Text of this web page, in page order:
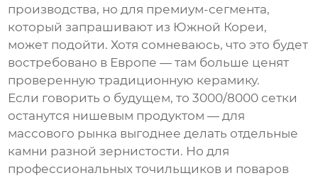
производства, но для премиум-сегмента,
который запрашивают из Южной Кореи,
может подойти. Хотя сомневаюсь, что это будет
востребовано в Европе — там больше ценят
проверенную традиционную керамику.
Если говорить о будущем, то3000/8000 сетки
останутся нишевым продуктом — для
массового рынка выгоднее делать отдельные
камни разной зернистости. Но для
профессиональных точильщиков и поваров